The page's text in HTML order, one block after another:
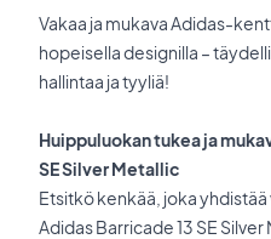
Vakaa ja mukava Adidas-
hopeisella designilla –
hallintaa ja tyyliä!
Huippuluokan tukea ja
SE Silver Metallic
Etsitkö kenkää, joka
Adidas Barricade 13 SE